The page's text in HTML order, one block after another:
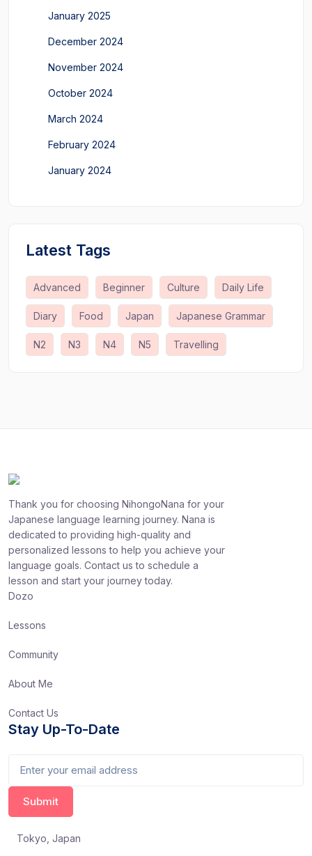
January 2025
December 2024
November 2024
October 2024
March 2024
February 2024
January 2024
Latest Tags
Advanced Beginner Culture Daily Life
Diary Food Japan Japanese Grammar
N2 N3 N4 N5 Travelling
Thank you for choosing NihongoNana for your
Japanese language learning journey. Nana is
dedicated to providing high-quality and
personalized lessons to help you achieve your
language goals. Contact us to schedule a
lesson and start your journey today.
Dozo
Lessons
Community
About Me
Contact Us
Stay Up-To-Date
Tokyo, Japan